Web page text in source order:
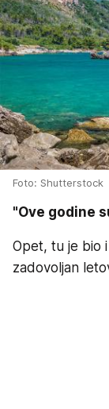
Foto: Shutterstock
"Ove godine
Opet, tu je bio
zadovoljan